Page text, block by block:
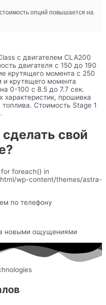
опций повышается на
с двигателем CLA200
двигателя с 150 до 190
крутящего момента с 250
крутящего момента
0-100 с 8.5 до 7.7 сек.
прошивка
Стоимость Stage 1
свой
foreach() in
wp-content/themes/astra-
по телефону
новыми ощущениями